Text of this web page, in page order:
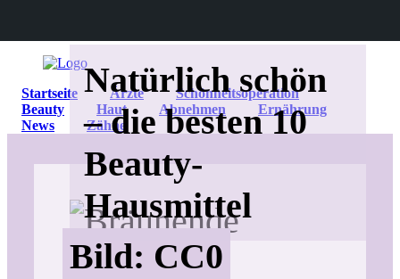
Startseite Ärzte
Schönheitsoperation
Beauty
Haut Abnehmen
Ernährung
News
Zähne
Bild: CC0
Natürlich schön
– die besten 10
Beauty-
Hausmittel